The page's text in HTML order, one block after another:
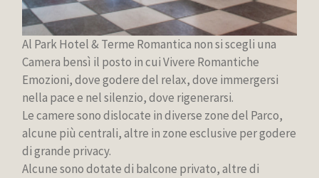
Al Park Hotel & Terme Romantica non si scegli una
Camera bensì il posto in cui Vivere Romantiche
Emozioni, dove godere del relax, dove immergersi
nella pace e nel silenzio, dove rigenerarsi.
Le camere sono dislocate in diverse zone del Parco,
alcune più centrali, altre in zone esclusive per godere
di grande privacy.
Alcune sono dotate di balcone privato, altre di